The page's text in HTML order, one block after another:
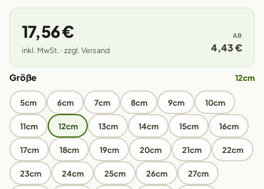
17,56 €
inkl. MwSt. · zzgl. Versand
AB
4,43 €
Größe 12cm
5cm 6cm 7cm 8cm 9cm 10cm
11cm 12cm 13cm 14cm 15cm 16cm
17cm 18cm 19cm 20cm 21cm 22cm
23cm 24cm 25cm 26cm 27cm